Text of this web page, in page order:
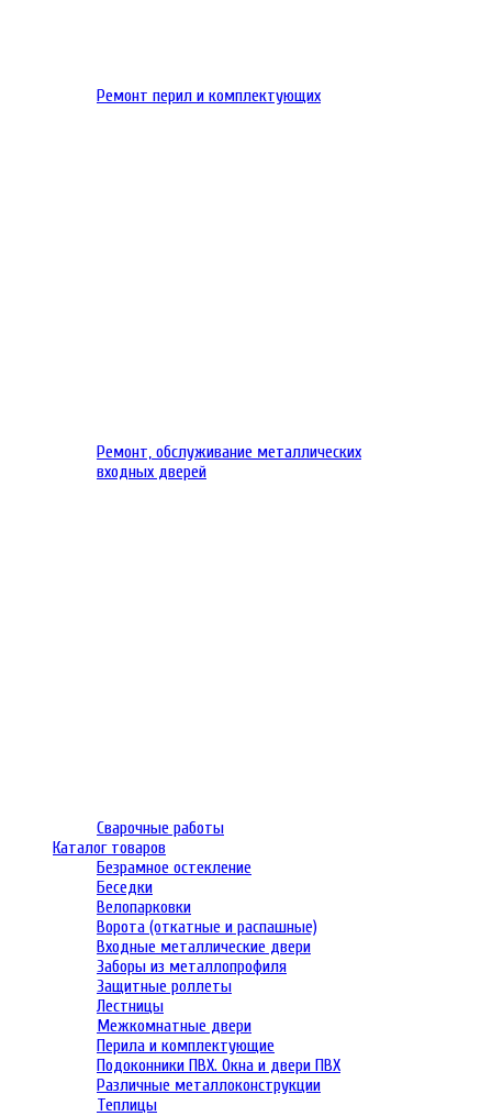
Ремонт перил и комплектующих
Ремонт, обслуживание металлических
входных дверей
Сварочные работы
Каталог товаров
Безрамное остекление
Беседки
Велопарковки
Ворота (откатные и распашные)
Входные металлические двери
Заборы из металлопрофиля
Защитные роллеты
Лестницы
Межкомнатные двери
Перила и комплектующие
Подоконники ПВХ. Окна и двери ПВХ
Различные металлоконструкции
Теплицы